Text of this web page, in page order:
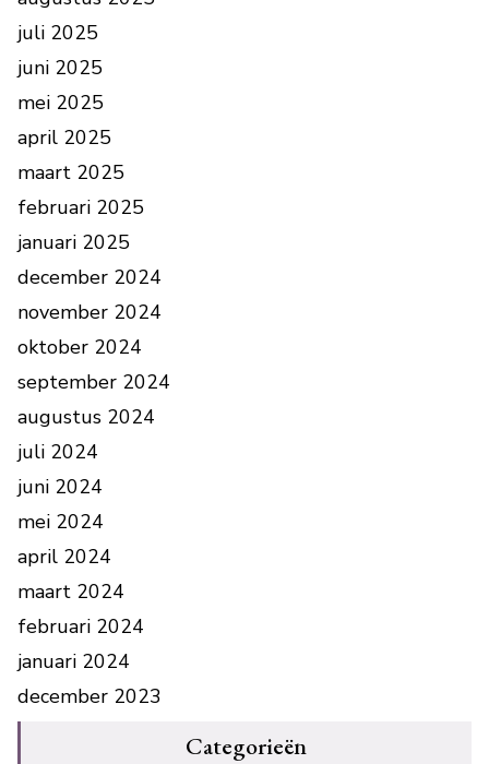
juli 2025
juni 2025
mei 2025
april 2025
maart 2025
februari 2025
januari 2025
december 2024
november 2024
oktober 2024
september 2024
augustus 2024
juli 2024
juni 2024
mei 2024
april 2024
maart 2024
februari 2024
januari 2024
december 2023
Categorieën